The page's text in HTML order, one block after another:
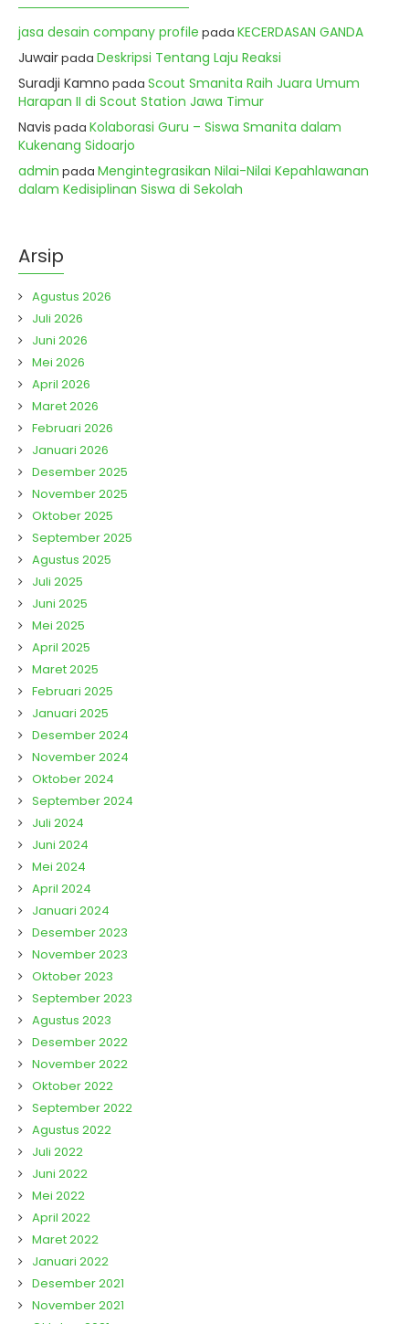
jasa desain company profile pada KECERDASAN GANDA
Juwairpada Deskripsi Tentang Laju Reaksi
Suradji Kamno pada Scout Smanita Raih Juara Umum
Harapan II di Scout Station Jawa Timur
Navis pada Kolaborasi Guru – Siswa Smanita dalam
Kukenang Sidoarjo
admin pada Mengintegrasikan Nilai-Nilai Kepahlawanan
dalam Kedisiplinan Siswa di Sekolah
Arsip
Agustus 2026
Juli 2026
Juni 2026
Mei 2026
April 2026
Maret 2026
Februari 2026
Januari 2026
Desember 2025
November 2025
Oktober 2025
September 2025
Agustus 2025
Juli 2025
Juni 2025
Mei 2025
April 2025
Maret 2025
Februari 2025
Januari 2025
Desember 2024
November 2024
Oktober 2024
September 2024
Juli 2024
Juni 2024
Mei 2024
April 2024
Januari 2024
Desember 2023
November 2023
Oktober 2023
September 2023
Agustus 2023
Desember 2022
November 2022
Oktober 2022
September 2022
Agustus 2022
Juli 2022
Juni 2022
Mei 2022
April 2022
Maret 2022
Januari 2022
Desember 2021
November 2021